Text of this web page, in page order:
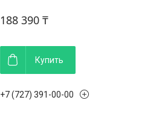
188 390 ₸
Купить
+7 (727) 391-00-00